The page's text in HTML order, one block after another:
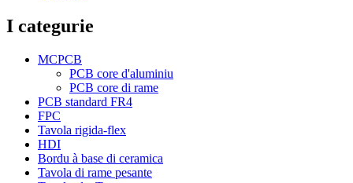
I categurie
MCPCB
PCB core d'aluminiu
PCB core di rame
PCB standard FR4
FPC
Tavola rigida-flex
HDI
Bordu à base di ceramica
Tavola di rame pesante